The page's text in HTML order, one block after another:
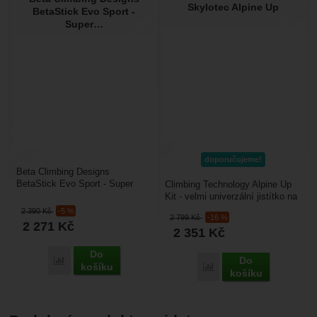
BetaStick Evo Sport -
Super…
2 390Kč -5 %
2 271 Kč
Porovnat
Do
košíku
Beta Climbing Designs
BetaStick Evo Sport - Super
které použijete na...
Skylotec Alpine Up
doporučujeme!
2 799Kč -16 %
2 351 Kč
Porovnat
Do
košíku
Climbing Technology Alpine Up
Kit - velmi univerzální jistítko na
druholezce pro...